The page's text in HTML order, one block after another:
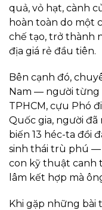
quả, vỏ hạt, cành
hoàn toàn do một
chế tạo, trở thành
địa giá rẻ đầu tiên.
Bên cạnh đó,
Nam — người từng
TPHCM, cựu Phó
Quốc gia, người
biến 13 héc-ta đồi
sinh thái trù phú —
con kỹ thuật canh
lâm kết hợp mà
Khi gặp những bài